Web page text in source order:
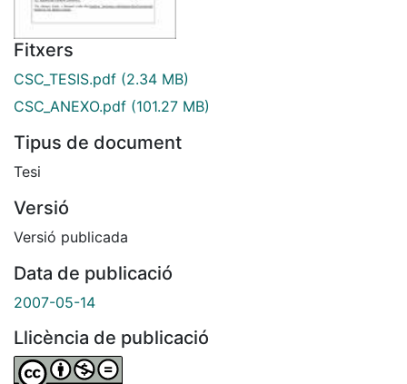
Fitxers
CSC_TESIS.pdf (2.34 MB)
CSC_ANEXO.pdf (101.27 MB)
Tipus de document
Tesi
Versió
Versió publicada
Data de publicació
2007-05-14
Llicència de publicació